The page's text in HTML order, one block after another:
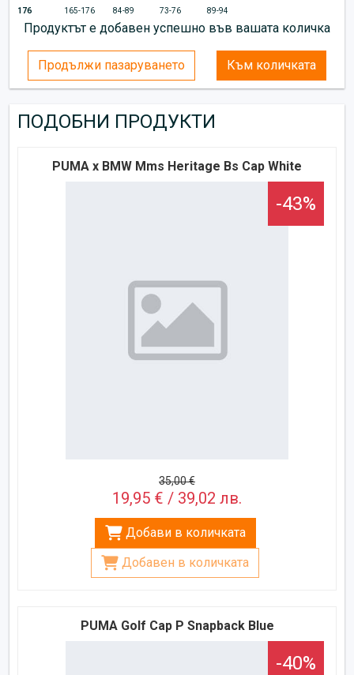
176 165-176 84-89 73-76 89-94
Продуктът е добавен успешно във вашата количка
Продължи пазаруването Към количката
ПОДОБНИ ПРОДУКТИ
PUMA x BMW Mms Heritage Bs Cap White
-43%
35,00 €
19,95 € / 39,02 лв.
Добави в количката
Добавен в количката
PUMA Golf Cap P Snapback Blue
-40%